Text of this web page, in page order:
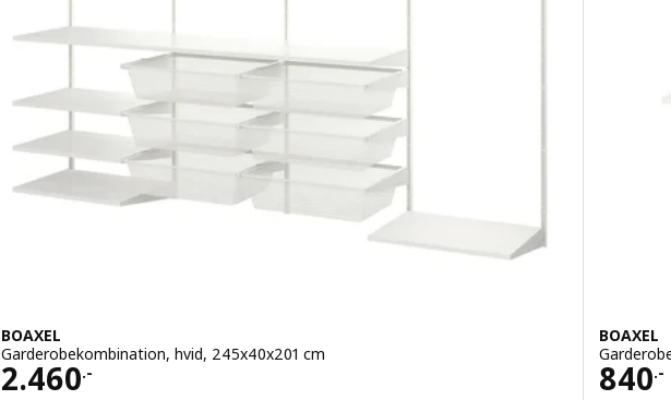
BOAXEL
Garderobekombination, hvid, 245x40x201 cm
2.460.-
Pris 2460.-
BOAXEL
840.-
Pris